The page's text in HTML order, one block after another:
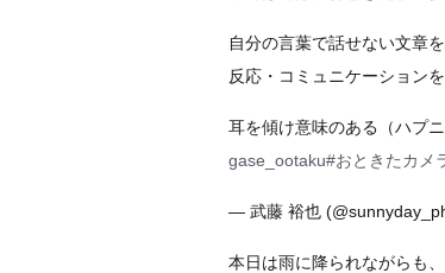
自分の言葉で話せない文章
反応・コミュニケーション
耳を傾け意味のある（ハプ
gase_ootaku#おときたカメ
— 武藤 裕也
本日は雨に降られながらも